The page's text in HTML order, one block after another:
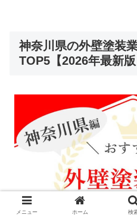
神奈川県の外壁塗装
TOP5【2026年最新版
メニュー ホーム 検